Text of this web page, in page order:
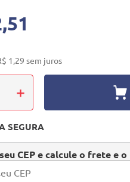
1,29 sem juros
＋
SEGURA
CEP e calcule o frete e